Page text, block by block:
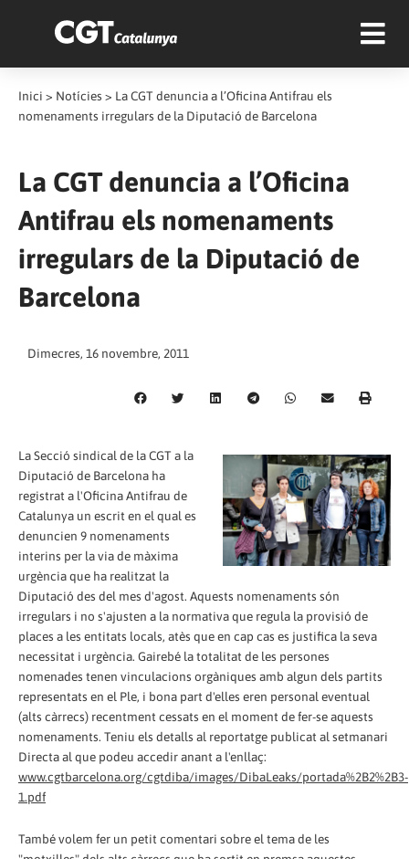
Inici > Notícies > La CGT denuncia a l’Oficina Antifrau els
nomenaments irregulars de la Diputació de Barcelona
La CGT denuncia a l’Oficina
Antifrau els nomenaments
irregulars de la Diputació de
Barcelona
Dimecres, 16 novembre, 2011
La Secció sindical de la CGT a la
Diputació de Barcelona ha
registrat a l'Oficina Antifrau de
Catalunya un escrit en el qual es
denuncien 9 nomenaments
interins per la via de màxima
urgència que ha realitzat la
Diputació des del mes d'agost. Aquests nomenaments són
irregulars i no s'ajusten a la normativa que regula la provisió de
places a les entitats locals, atès que en cap cas es justifica la seva
necessitat i urgència. Gairebé la totalitat de les persones
nomenades tenen vinculacions orgàniques amb algun dels partits
representats en el Ple, i bona part d'elles eren personal eventual
(alts càrrecs) recentment cessats en el moment de fer-se aquests
nomenaments. Teniu els detalls al reportatge publicat al setmanari
Directa al que podeu accedir anant a l'enllaç:
www.cgtbarcelona.org/cgtdiba/images/DibaLeaks/portada%2B2%2B3-
1.pdf
També volem fer un petit comentari sobre el tema de les